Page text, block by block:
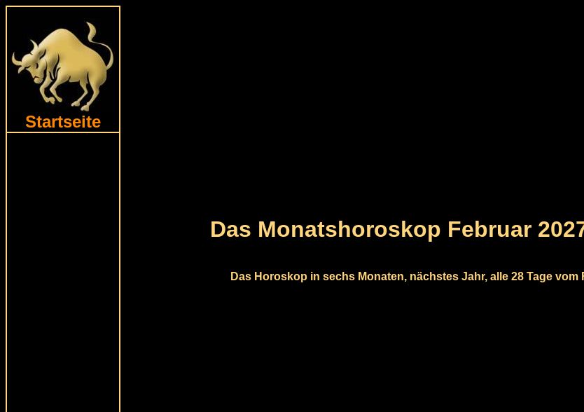
Startseite
Das Monatshoroskop Februar
Das Horoskop in sechs Monaten, nächstes Jahr, alle 28 Tage vom